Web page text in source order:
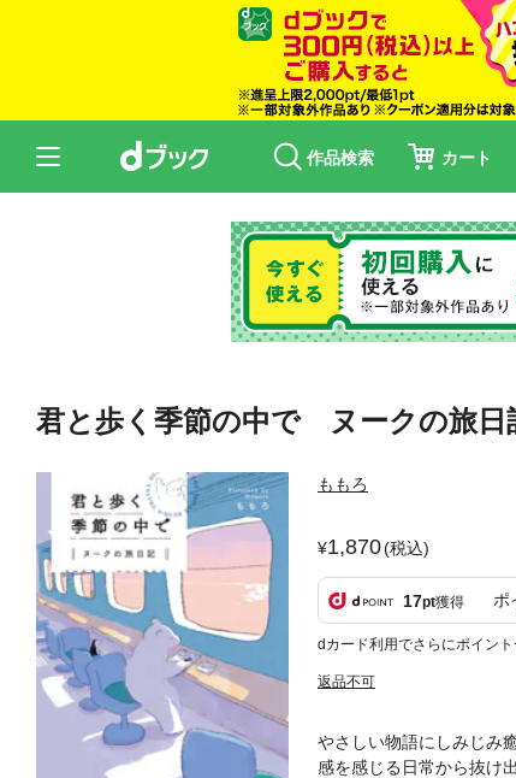
作品検索 カート
君と歩く季節の中で ヌークの旅日
ももろ
1,870(税込)
17pt獲得 ポ
dカード利用でさらにポイン
返品不可
やさしい物語にしみじみ
感を感じる日常から抜け